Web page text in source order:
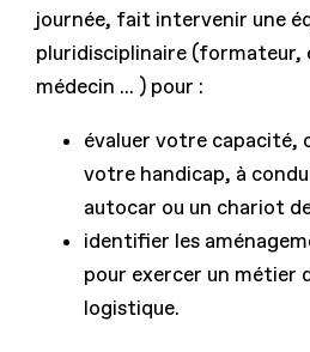
journée, fait intervenir une
pluridisciplinaire (formateur,
médecin ... ) pour :
évaluer votre capacité,
votre handicap, à
autocar ou un chariot
identifier les
pour exercer un métier
logistique.